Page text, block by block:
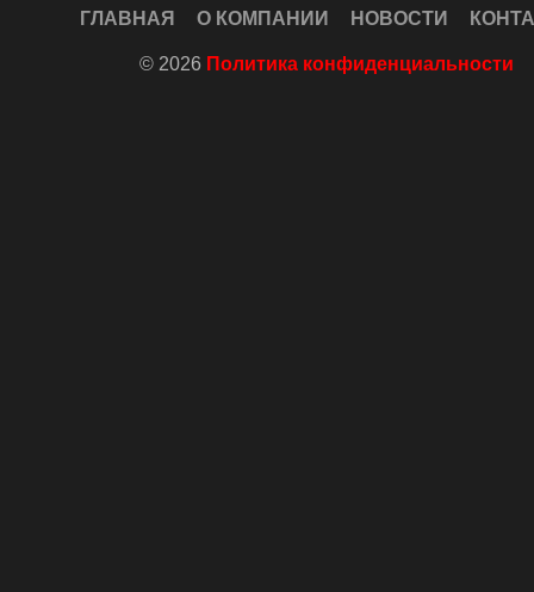
ГЛАВНАЯ О КОМПАНИИ НОВОСТИ
© 2026 Политика конфиденциальности